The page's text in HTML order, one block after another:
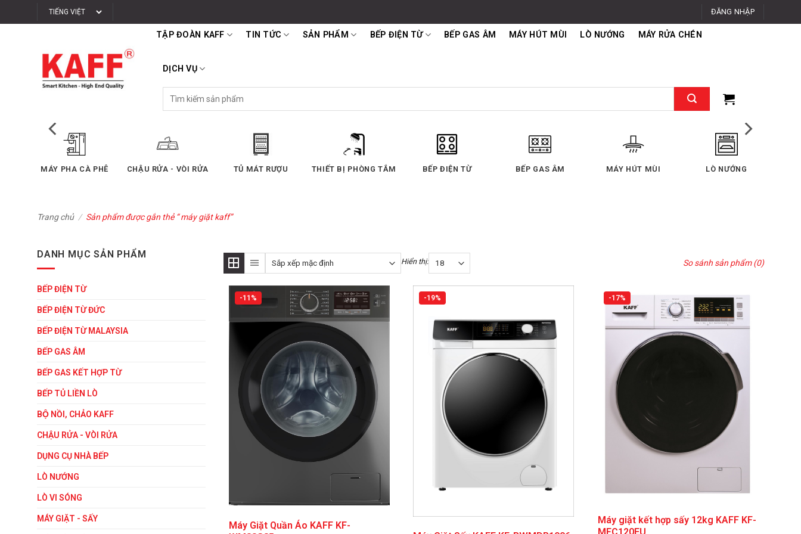
qua
ĐĂNG NHẬP
TẬP ĐOÀN KAFF TIN TỨC SẢN PHẨM BẾP ĐIỆN TỪ BẾP GAS ÂM MÁY HÚT MÙI LÒ NƯỚNG MÁY RỬA CHÉN
DỊCH VỤ
kiếm:
BẾP ĐIỆN TỪ BẾP GAS ÂM MÁY HÚT MÙI LÒ NƯỚNG
MÁY PHA CÀ PHÊ CHẬU RỬA - VÒI RỬA TỦ MÁT RƯỢU THIẾT BỊ PHÒNG TẮM
Trang chủ / Sản phẩm được gắn thẻ “ máy giặt kaff”
DANH MỤC SẢN PHẨM
BẾP ĐIỆN TỪ
BẾP ĐIỆN TỪ ĐỨC
BẾP ĐIỆN TỪ MALAYSIA
BẾP GAS ÂM
BẾP GAS KẾT HỢP TỪ
BẾP TỦ LIỀN LÒ
BỘ NỒI, CHẢO KAFF
CHẬU RỬA - VÒI RỬA
DỤNG CỤ NHÀ BẾP
LÒ NƯỚNG
LÒ VI SÓNG
MÁY GIẶT - SẤY
Hiển thị: So sánh sản phẩm (0)
-11%
Máy Giặt Quần Áo KAFF KF-
-19% -17%
Máy giặt kết hợp sấy 12kg KAFF KF-
MFC120EU